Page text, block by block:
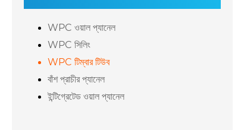
WPC ওয়াল প্যানেল
WPC সিলিং
WPC টিম্বার টিউব
বাঁশ প্রাচীর প্যানেল
ইন্টিগ্রেটেড ওয়াল প্যানেল